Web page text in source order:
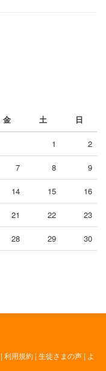
金 土 日
1 2
7 8 9
14 15 16
21 22 23
28 29 30
| 利用規約 | 生徒さまの声 | よ